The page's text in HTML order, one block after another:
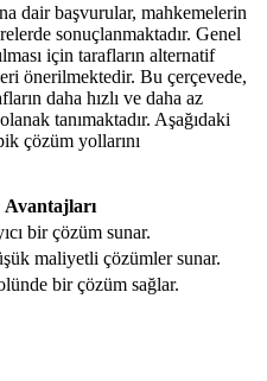
dair başvurular, mahkemelerin
sonuçlanmaktadır.​ Genel‌
için​ tarafların alternatif
önerilmektedir. Bu​ çerçevede,
daha hızlı ve⁤ daha az
tanımaktadır. Aşağıdaki
çözüm​ yollarını
Avantajları
bir çözüm ‌sunar.
maliyetli çözümler sunar.
bir çözüm sağlar.